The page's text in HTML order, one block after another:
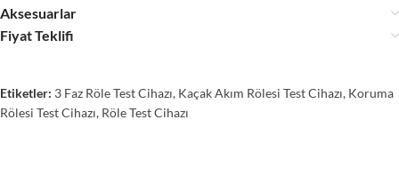
Aksesuarlar
Fiyat Teklifi
Etiketler: 3 Faz Röle Test Cihazı, Kaçak Akım Rölesi Test Cihazı, Koruma
Rölesi Test Cihazı, Röle Test Cihazı